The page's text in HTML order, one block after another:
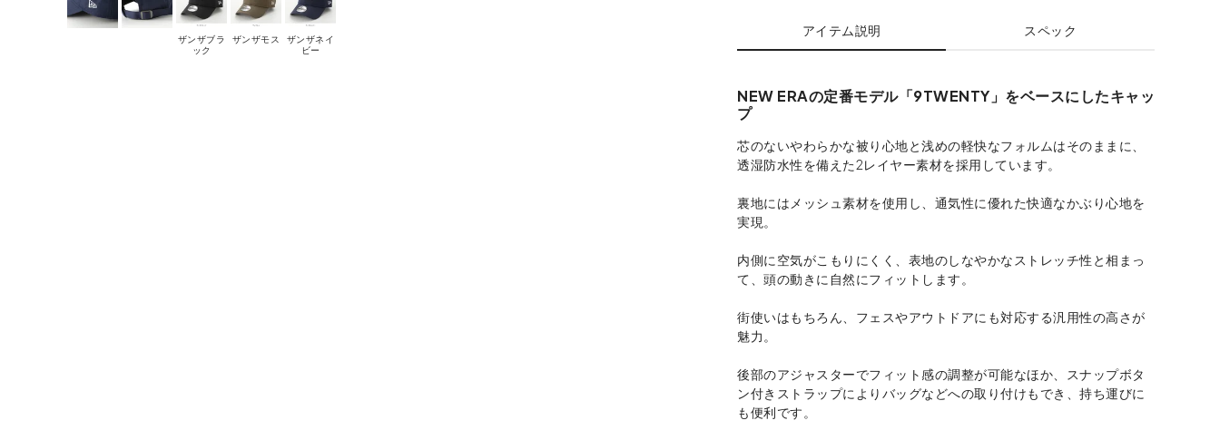
ザンザブラ
ック
ザンザモス
ザンザネイ
ビー
アイテム説明 スペック
NEW ERAの定番モデル「9TWENTY」をベースにしたキャッ
プ
芯のないやわらかな被り心地と浅めの軽快なフォルムはそのままに、
透湿防水性を備えた2レイヤー素材を採用しています。
裏地にはメッシュ素材を使用し、通気性に優れた快適なかぶり心地を
実現。
内側に空気がこもりにくく、表地のしなやかなストレッチ性と相まっ
て、頭の動きに自然にフィットします。
街使いはもちろん、フェスやアウトドアにも対応する汎用性の高さが
魅力。
後部のアジャスターでフィット感の調整が可能なほか、スナップボタ
ン付きストラップによりバッグなどへの取り付けもでき、持ち運びに
も便利です。